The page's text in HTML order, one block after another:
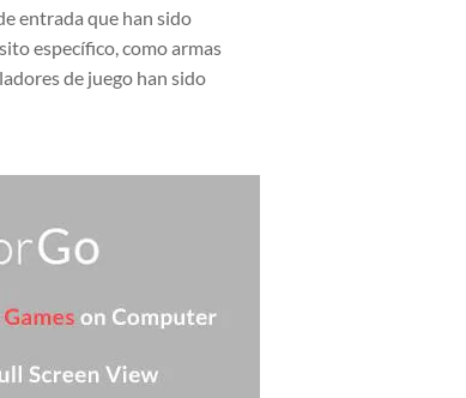
entrada que han sido
específico, como armas
de juego han sido